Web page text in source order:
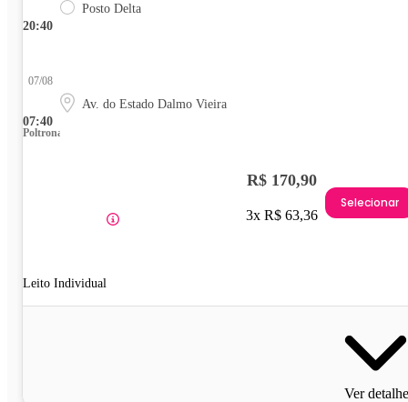
20:40
Posto Delta
07:40
07/08
Av. do Estado Dalmo Vieira
Poltrona
Leito Individual
R$ 170,90
3x R$ 63,36
Selecionar
Ver